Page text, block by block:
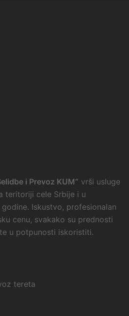
i Prevoz KUM“ vrši usluge
teritoriji cele Srbije i u
Iskustvo, profesionalan
cenu, svakako su prednosti
u potpunosti iskoristiti.
tereta